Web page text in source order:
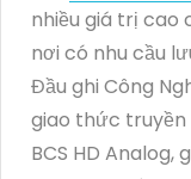
nhiều giá trị
nơi có nhu cầu
Đầu ghi Công
giao thức truyền
BCS HD Analog,